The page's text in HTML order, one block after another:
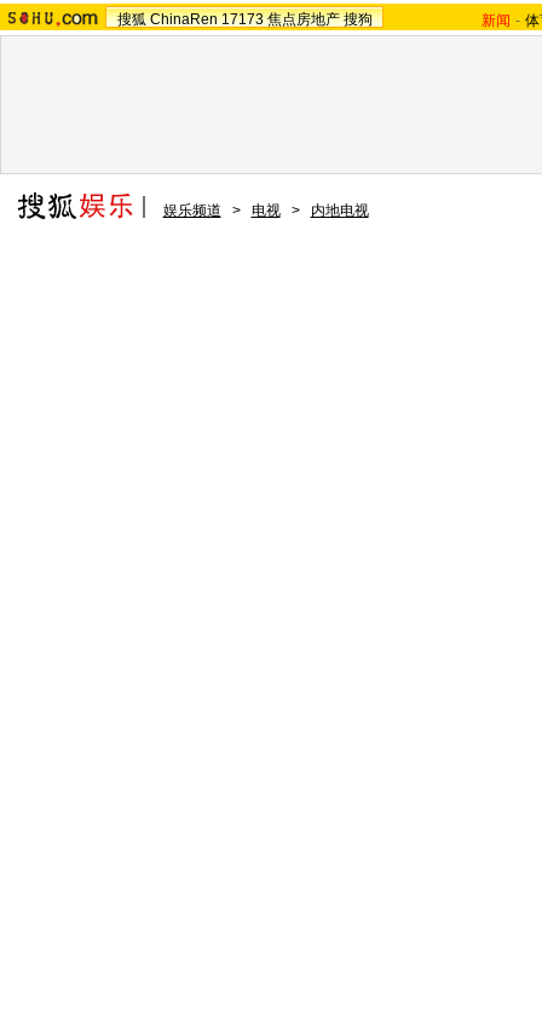
搜狐 ChinaRen 17173 焦点房地产 搜狗 新闻 -
娱乐频道 > 电视 > 内地电视